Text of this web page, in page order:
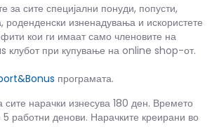
за сите специјални понуди, попусти,
роденденски изненадувања и искористете
кои ги имаат само членовите на
клубот при купување на online shop-от.
програмата.
сите нарачки изнесува 180 ден. Времето
5 работни денови. Нарачките креирани во